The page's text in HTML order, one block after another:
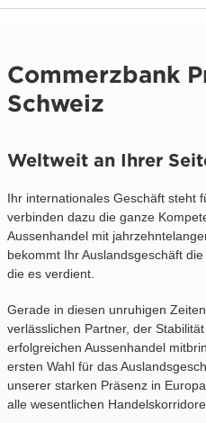
Commerzbank
Schweiz
Weltweit an Ihrer
Ihr internationales Geschäft steht
verbinden dazu die ganze
Aussenhandel mit
bekommt Ihr Auslandsgeschäft
die es verdient.
Gerade in diesen unruhigen
verlässlichen Partner, der
erfolgreichen Aussenhandel
ersten Wahl für das
unserer starken Präsenz in
alle wesentlichen